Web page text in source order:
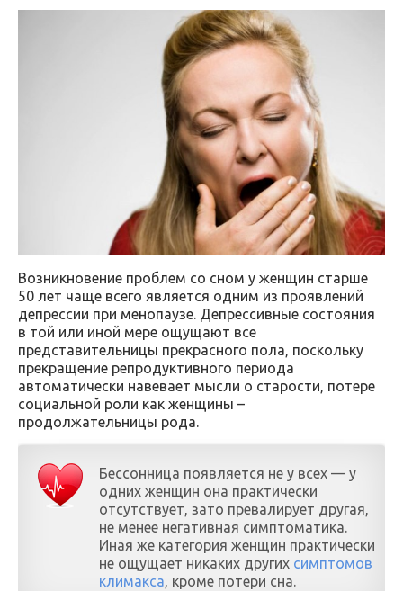
Возникновение проблем со сном у женщин старше
50 лет чаще всего является одним из проявлений
депрессии при менопаузе. Депрессивные состояния
в той или иной мере ощущают все
представительницы прекрасного пола, поскольку
прекращение репродуктивного периода
автоматически навевает мысли о старости, потере
социальной роли как женщины –
продолжательницы рода.
Бессонница появляется не у всех — у
одних женщин она практически
отсутствует, зато превалирует другая,
не менее негативная симптоматика.
Иная же категория женщин практически
не ощущает никаких других симптомов
климакса, кроме потери сна.